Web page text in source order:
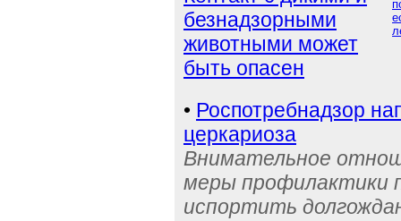
безнадзорными
животными может
быть опасен
• Роспотребнадзор
церкариоза
Внимательное
меры профилактики
испортить